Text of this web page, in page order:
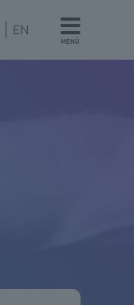
EN
MENÜ